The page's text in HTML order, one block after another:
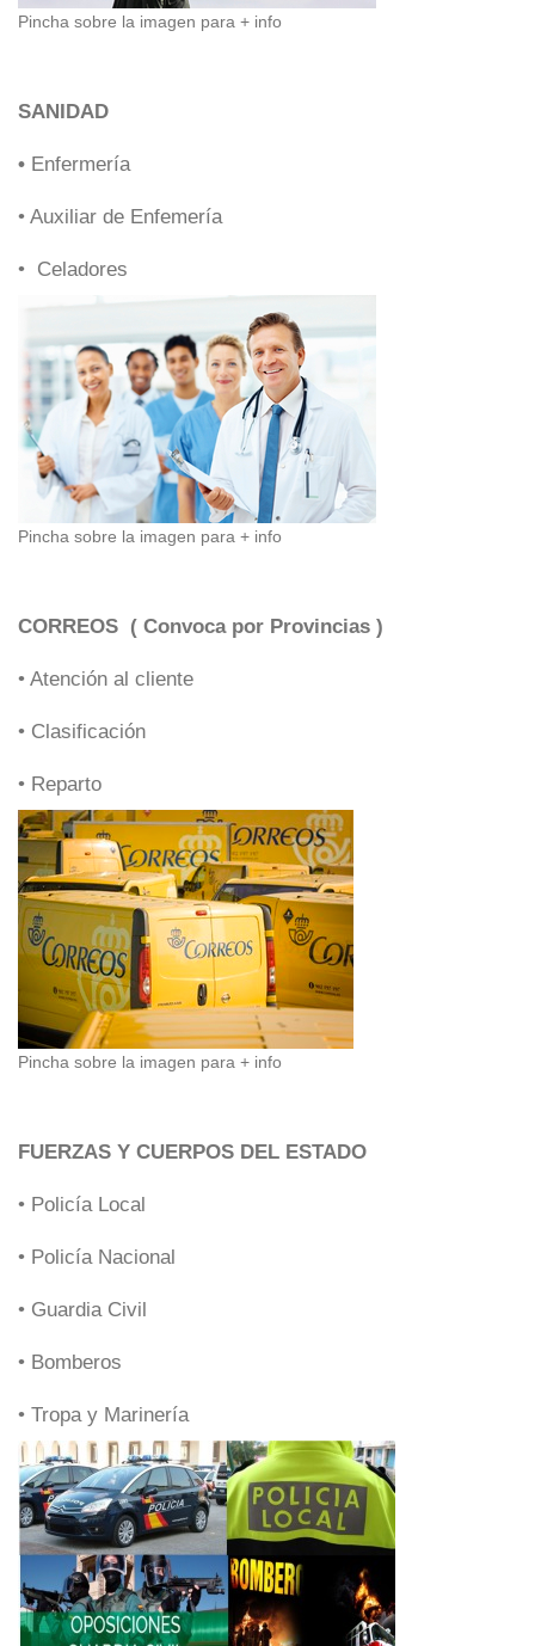
Pincha sobre la imagen para + info
SANIDAD
• Enfermería
• Auxiliar de Enfemería
• Celadores
Pincha sobre la imagen para + info
CORREOS ( Convoca por Provincias )
• Atención al cliente
• Clasificación
• Reparto
Pincha sobre la imagen para + info
FUERZAS Y CUERPOS DEL ESTADO
• Policía Local
• Policía Nacional
• Guardia Civil
• Bomberos
• Tropa y Marinería